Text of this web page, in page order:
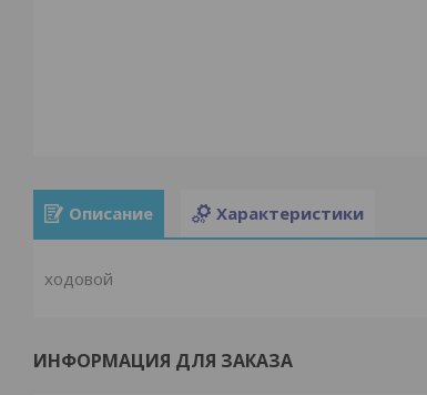
Описание Характеристики
ходовой
ИНФОРМАЦИЯ ДЛЯ ЗАКАЗА